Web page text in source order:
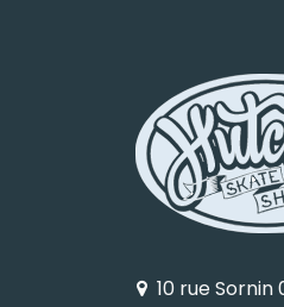
10 rue Sornin